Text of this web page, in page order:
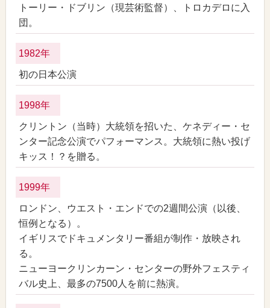
トーリー・ドブリン（現芸術監督）、トロカデロに入
団。
1982年
初の日本公演
1998年
クリントン（当時）大統領を招いた、ケネディー・セ
ンター記念公演でパフォーマンス。大統領に熱い投げ
キッス！？を贈る。
1999年
ロンドン、ウエスト・エンドでの2週間公演（以後、
恒例となる）。
イギリスでドキュメンタリー番組が制作・放映され
る。
ニューヨークリンカーン・センターの野外フェスティ
バル史上、最多の7500人を前に熱演。